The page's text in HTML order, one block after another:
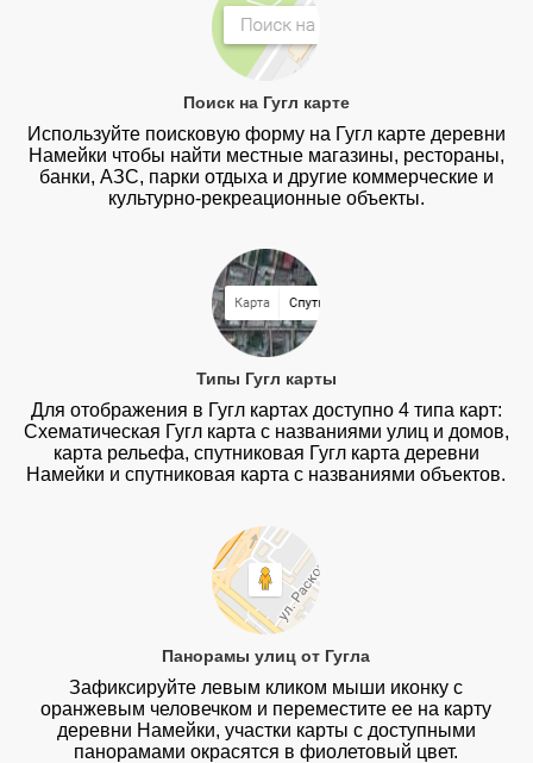
Поиск на Гугл карте
Используйте поисковую форму на Гугл карте деревни
Намейки чтобы найти местные магазины, рестораны,
банки, АЗС, парки отдыха и другие коммерческие и
культурно-рекреационные объекты.
Типы Гугл карты
Для отображения в Гугл картах доступно 4 типа карт:
Схематическая Гугл карта с названиями улиц и домов,
карта рельефа, спутниковая Гугл карта деревни
Намейки и спутниковая карта с названиями объектов.
Панорамы улиц от Гугла
Зафиксируйте левым кликом мыши иконку с
оранжевым человечком и переместите ее на карту
деревни Намейки, участки карты с доступными
панорамами окрасятся в фиолетовый цвет.